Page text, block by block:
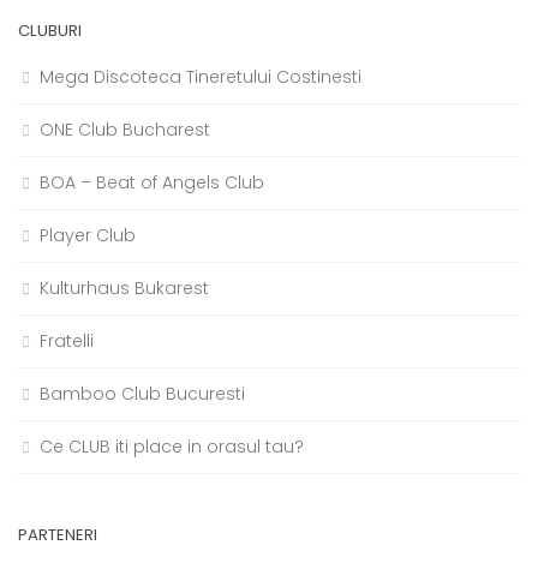
CLUBURI
Mega Discoteca Tineretului Costinesti
ONE Club Bucharest
BOA – Beat of Angels Club
Player Club
Kulturhaus Bukarest
Fratelli
Bamboo Club Bucuresti
Ce CLUB iti place in orasul tau?
PARTENERI